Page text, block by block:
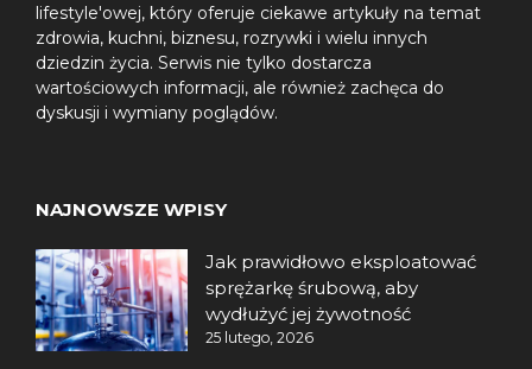
lifestyle'owej, który oferuje ciekawe artykuły na temat
zdrowia, kuchni, biznesu, rozrywki i wielu innych
dziedzin życia. Serwis nie tylko dostarcza
wartościowych informacji, ale również zachęca do
dyskusji i wymiany poglądów.
NAJNOWSZE WPISY
Jak prawidłowo eksploatować
sprężarkę śrubową, aby
wydłużyć jej żywotność
25 lutego, 2026